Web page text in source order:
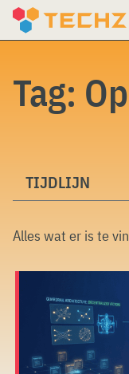
Skip
Tag:
TIJDLIJN
Alles wat er is te